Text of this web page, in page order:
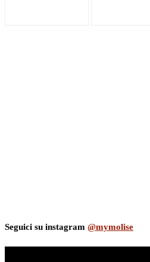
Seguici su instagram @mymolise